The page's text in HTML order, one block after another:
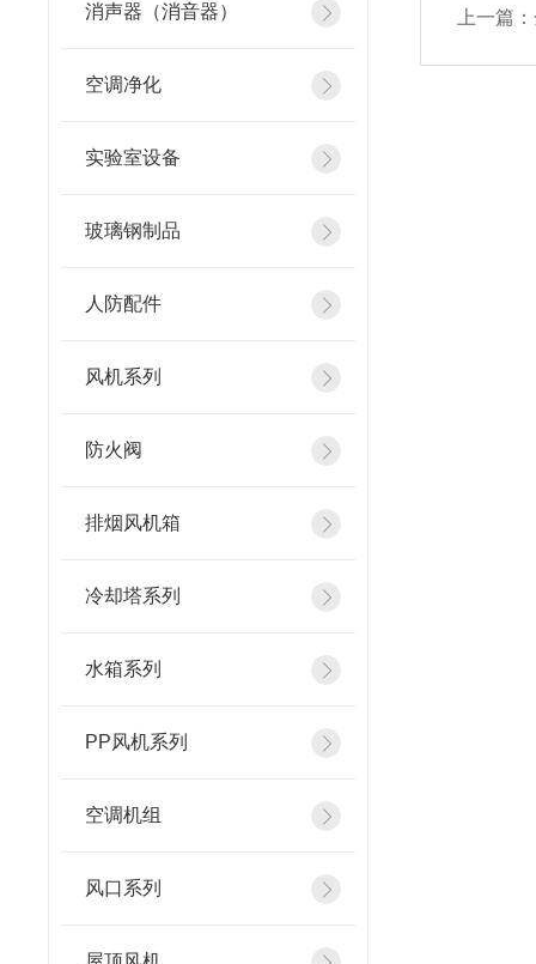
消声器（消音器）
空调净化
实验室设备
玻璃钢制品
人防配件
风机系列
防火阀
排烟风机箱
冷却塔系列
水箱系列
PP风机系列
空调机组
风口系列
上一篇：